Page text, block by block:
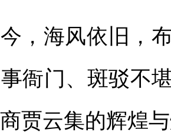
，海风依旧，
衙门、斑驳不
贾云集的辉煌